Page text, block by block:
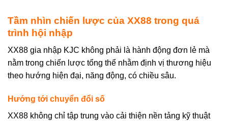
Tầm nhìn chiến lược của XX88 trong quá
trình hội nhập
XX88 gia nhập KJC không phải là hành động đơn lẻ mà
nằm trong chiến lược tổng thể nhằm định vị thương hiệu
theo hướng hiện đại, năng động, có chiều sâu.
Hướng tới chuyển đổi số
XX88 không chỉ tập trung vào cải thiện nền tảng kỹ thuật